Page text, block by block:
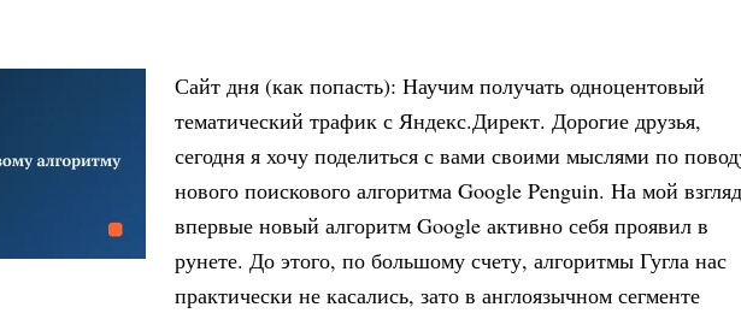
Сайт дня (как попасть): Научим получать одноцентовый
тематический трафик с Яндекс.Директ. Дорогие друзья,
сегодня я хочу поделиться с вами своими мыслями по
нового поискового алгоритма Google Penguin. На мой
впервые новый алгоритм Google активно себя проявил в
рунете. До этого, по большому счету, алгоритмы Гугла нас
практически не касались, зато в англоязычном сегменте